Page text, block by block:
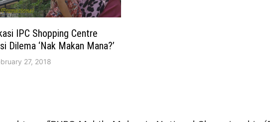
IPC Shopping Centre
Dilema ‘Nak Makan Mana?’
27, 2018